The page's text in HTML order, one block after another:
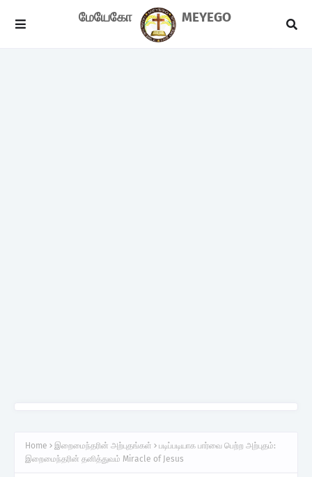
மேயேகோ MEYEGO
Home இறைமைந்தரின் அற்புதங்கள்
படிப்படியாக பார்வை பெற்ற அற்புதம்:
இறைமைந்தரின் தனித்துவம் Miracle of Jesus